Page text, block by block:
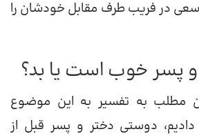
در فریب طرف مقابل خودشان را
پسر خوب است یا بد؟
مطلب به تفسیر به این موضوع
دوستی دختر و پسر قبل از